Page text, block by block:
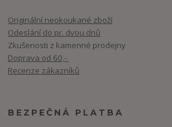
Originální neokoukané zboží
Odeslání do pr. dvou dnů
Zkušenosti z kamenné prodejny
Doprava od 60,-
Recenze zákazníků
BEZPEČNÁ PLATBA